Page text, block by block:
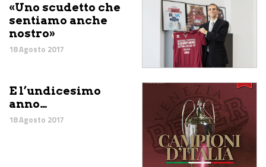
«Uno scudetto che
sentiamo anche
nostro»
18 Agosto 2017
E l’undicesimo
anno…
18 Agosto 2017